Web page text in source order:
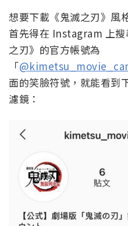
想要下載《鬼滅之刃》風
首先得在 Instagram 上
之刃》的官方帳號為
「
面的笑臉符號，就能看到
濾鏡：